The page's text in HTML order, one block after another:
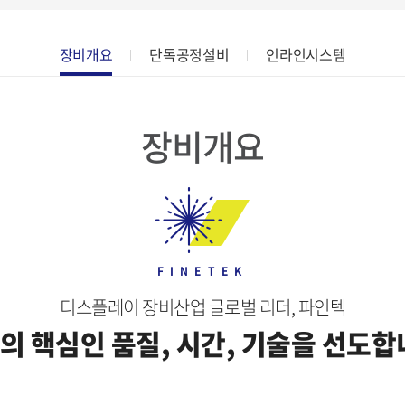
장비개요 단독공정설비 인라인시스템
장비개요
FINETEK
디스플레이 장비산업 글로벌 리더, 파인텍
핵심인 품질, 시간, 기술을 선도